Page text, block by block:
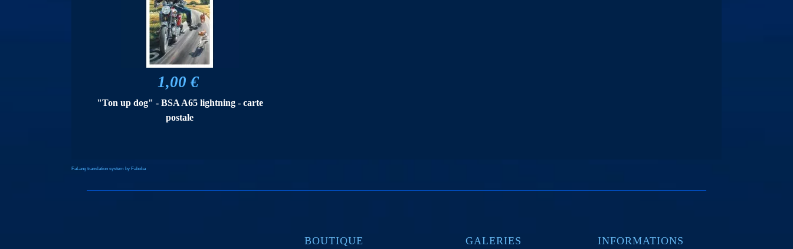
1,00 €
"Ton up dog" - BSA A65 lightning - carte
postale
FaLang translation system by Faboba
BOUTIQUE
GALERIES
INFORMATIONS